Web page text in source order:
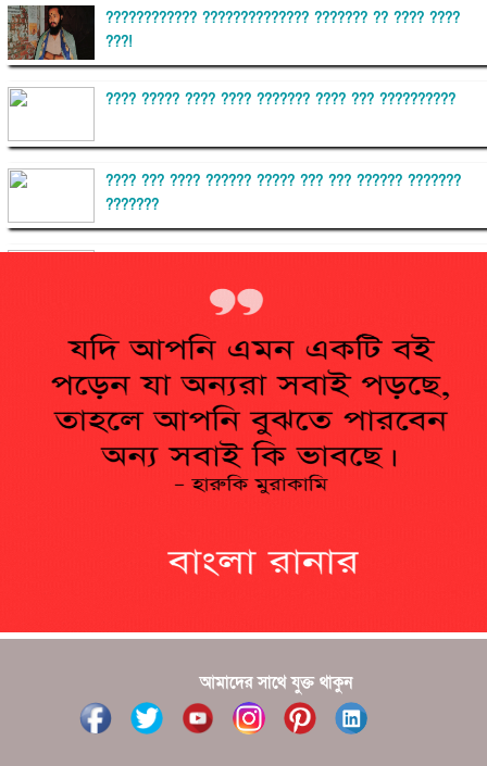
???????????? ?????????????? ??????? ?? ???? ????
???!
???? ????? ???? ???? ??????? ???? ??? ??????????
???? ??? ???? ?????? ????? ??? ??? ?????? ???????
???????
?????????? ?? ?????
??????? ?????????????? ?????? ????????????
?????????? ??????? ?????????????
?????? ????? ?????? ???? ???? ?????
আমাদের সাথে যুক্ত থাকুন